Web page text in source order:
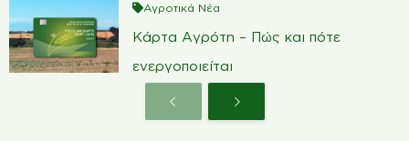
Αγροτικά Νέα
Κάρτα Αγρότη – Πώς και πότε
ενεργοποιείται